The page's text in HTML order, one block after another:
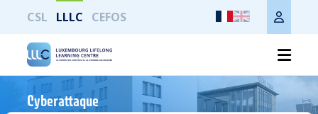
CSL LLLC CEFOS
Cyberattaque